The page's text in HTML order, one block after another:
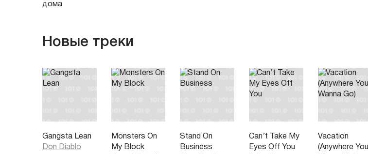
дома
Новые треки
Gangsta Lean
Don Diablo
Monsters On
My Block
Stand On
Business
Can’t Take My
Eyes Off You
Vacation
(Anywhere You